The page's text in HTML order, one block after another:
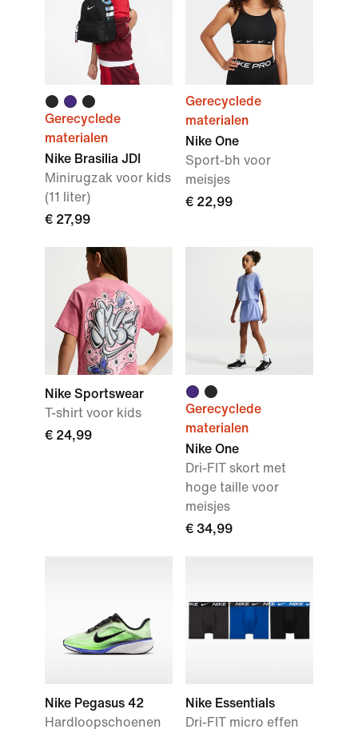
Gerecyclede
materialen
Nike Brasilia JDI
Minirugzak voor kids
(11 liter)
€ 27,99
Gerecyclede
materialen
Nike One
Sport-bh voor
meisjes
€ 22,99
Nike Sportswear
T-shirt voor kids
€ 24,99
Gerecyclede
materialen
Nike One
Dri-FIT skort met
hoge taille voor
meisjes
€ 34,99
Nike Pegasus 42
Hardloopschoenen
Nike Essentials
Dri-FIT micro effen